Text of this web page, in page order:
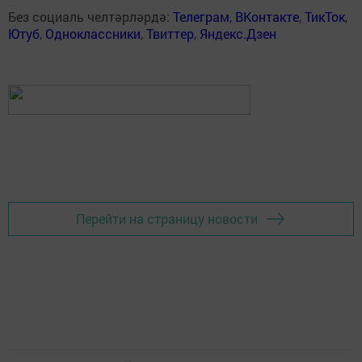
Без социаль челтәрләрдә: Телеграм, ВКонтакте,ТикТок,
Ютуб, Одноклассники,Твиттер, Яндекс.Дзен
Перейти на страницу новости